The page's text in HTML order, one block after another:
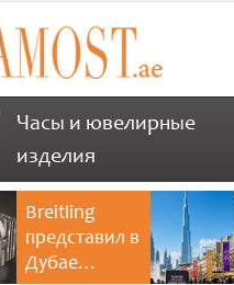
Часы и ювелирные
изделия
Breitling
представил в
Дубае